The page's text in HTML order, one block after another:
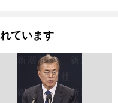
ています